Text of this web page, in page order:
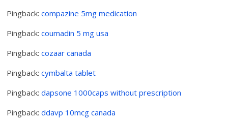
Pingback:compazine 5mg medication
Pingback:coumadin 5 mg usa
Pingback:cozaar canada
Pingback:cymbalta tablet
Pingback:dapsone 1000caps without prescription
Pingback:ddavp 10mcg canada